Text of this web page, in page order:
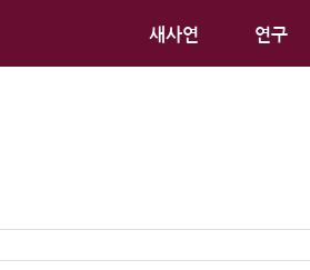
새사연 연구